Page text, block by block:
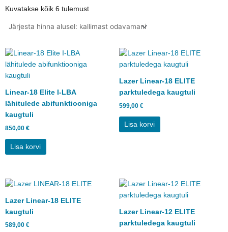
Kuvatakse kõik 6 tulemusthinna
madalaimani
Linear-18 Elite I-LBA
lähitulede abifunktiooniga
kaugtuli
850,00 €
Lisa korvi
Lazer Linear-18 ELITE
parktuledega kaugtuli
599,00 €
Lisa korvi
Lazer Linear-18 ELITE
kaugtuli
589,00 €
Lazer Linear-12 ELITE
parktuledega kaugtuli